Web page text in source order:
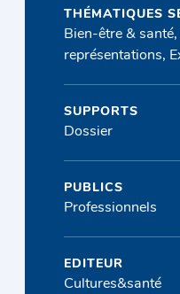
THÉMATIQUES
Bien-être &
représentations,
SUPPORTS
Dossier
PUBLICS
Professionnels
EDITEUR
Cultures&santé